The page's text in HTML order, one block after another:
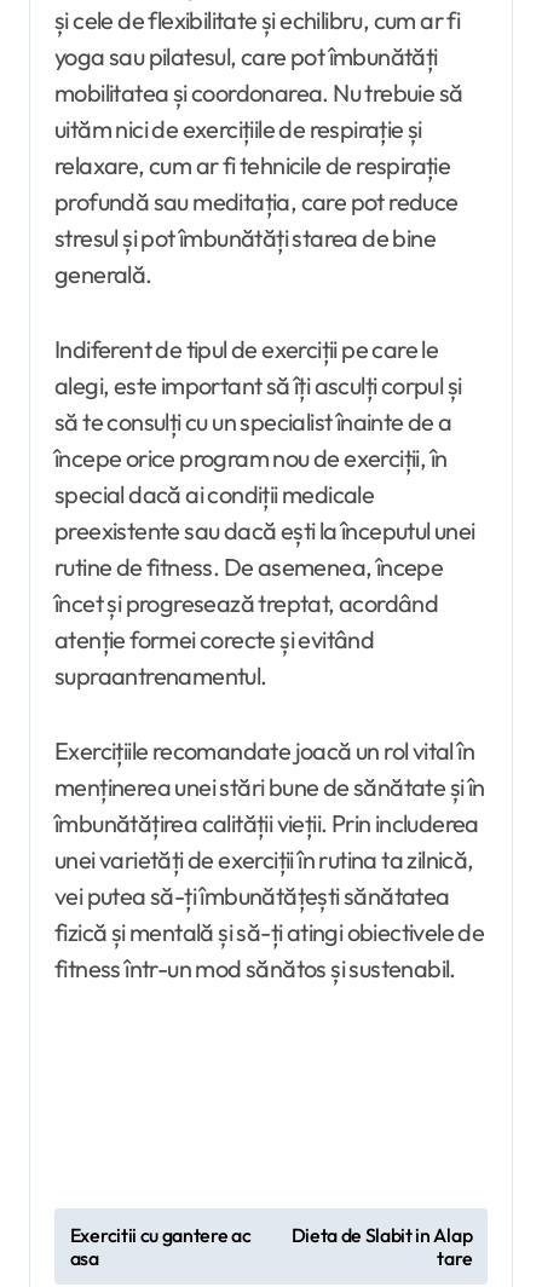
și cele de flexibilitate și echilibru, cum ar fi
yoga sau pilatesul, care pot îmbunătăți
mobilitatea și coordonarea. Nu trebuie să
uităm nici de exercițiile de respirație și
relaxare, cum ar fi tehnicile de respirație
profundă sau meditația, care pot reduce
stresul și pot îmbunătăți starea de bine
generală.
Indiferent de tipul de exerciții pe care le
alegi, este important să îți asculți corpul și
să te consulți cu un specialist înainte de a
începe orice program nou de exerciții, în
special dacă ai condiții medicale
preexistente sau dacă ești la începutul unei
rutine de fitness. De asemenea, începe
încet și progresează treptat, acordând
atenție formei corecte și evitând
supraantrenamentul.
Exercițiile recomandate joacă un rol vital în
menținerea unei stări bune de sănătate și în
îmbunătățirea calității vieții. Prin includerea
unei varietăți de exerciții în rutina ta zilnică,
vei putea să-ți îmbunătățești sănătatea
fizică și mentală și să-ți atingi obiectivele de
fitness într-un mod sănătos și sustenabil.
N
a
Exercitii cu gantere ac
asa
Dieta de Slabit in Alap
tare